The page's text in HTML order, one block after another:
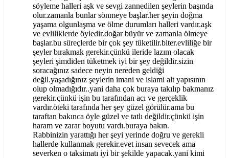
söyleme halleri aşk ve sevgi zannedilen şeylerin başında
olur.zamanla bunlar sönmeye başlar.her şeyin doğma
yaşama olgunlaşma ve ölme durumları halleri vardır.aşk
ve evliliklerde öyledir.doğar büyür ve zamanla ölmeye
başlar.bu süreçlerde bir çok şey tüketilir.biter.evliliğe bir
şeyler bırakmak gerekir.çünkü ileride lazım olacak
şeyleri şimdiden tüketmek iyi bir şey değildir.sizin
soracağınız sadece neyin nereden geldiği
değil.yaşadığınız şeylerin imani ve islami alt yapısının
olup olmadığıdır..yani daha çok buraya takılıp bakmanız
gerekir.çünkü işin bu tarafından acı ve gerçeklik
vardır.öteki tarafında her şey güzel görülür.ama bu
taraftan bakınca öyle güzel ve tatlı değildir.çünkü işin
haram ve zarar boyutu vardı.buraya bakın.
Rabbinizin yarattığı her şeyi yerinde doğru ve gerekli
hallerde kullanmak gerekir.evet insan sevecek ama
severken o taksimatı iyi bir şekilde yapacak.yani kimi